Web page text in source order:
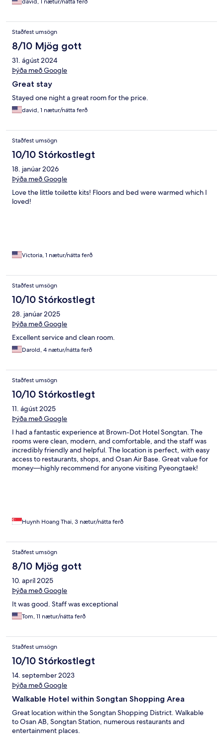
david, 1 nætur/nátta ferð
Staðfest umsögn
8/10 Mjög gott
31. ágúst 2024
Þýða með Google
Great stay
Stayed one night a great room for the price.
david, 1 nætur/nátta ferð
Staðfest umsögn
10/10 Stórkostlegt
18. janúar 2026
Þýða með Google
Love the little toilette kits! Floors and bed were warmed which I
loved!
Victoria, 1 nætur/nátta ferð
Staðfest umsögn
10/10 Stórkostlegt
28. janúar 2025
Þýða með Google
Excellent service and clean room.
Darold, 4 nætur/nátta ferð
Staðfest umsögn
10/10 Stórkostlegt
11. ágúst 2025
Þýða með Google
I had a fantastic experience at Brown-Dot Hotel Songtan. The
rooms were clean, modern, and comfortable, and the staff was
incredibly friendly and helpful. The location is perfect, with easy
access to restaurants, shops, and Osan Air Base. Great value for
money—highly recommend for anyone visiting Pyeongtaek!
Huynh Hoang Thai, 3 nætur/nátta ferð
Staðfest umsögn
8/10 Mjög gott
10. apríl 2025
Þýða með Google
It was good. Staff was exceptional
Tom, 11 nætur/nátta ferð
Staðfest umsögn
10/10 Stórkostlegt
14. september 2023
Þýða með Google
Walkable Hotel within Songtan Shopping Area
Great location within the Songtan Shopping District. Walkable
to Osan AB, Songtan Station, numerous restaurants and
entertainment places.